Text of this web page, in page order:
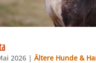
2026| Ältere Hunde &